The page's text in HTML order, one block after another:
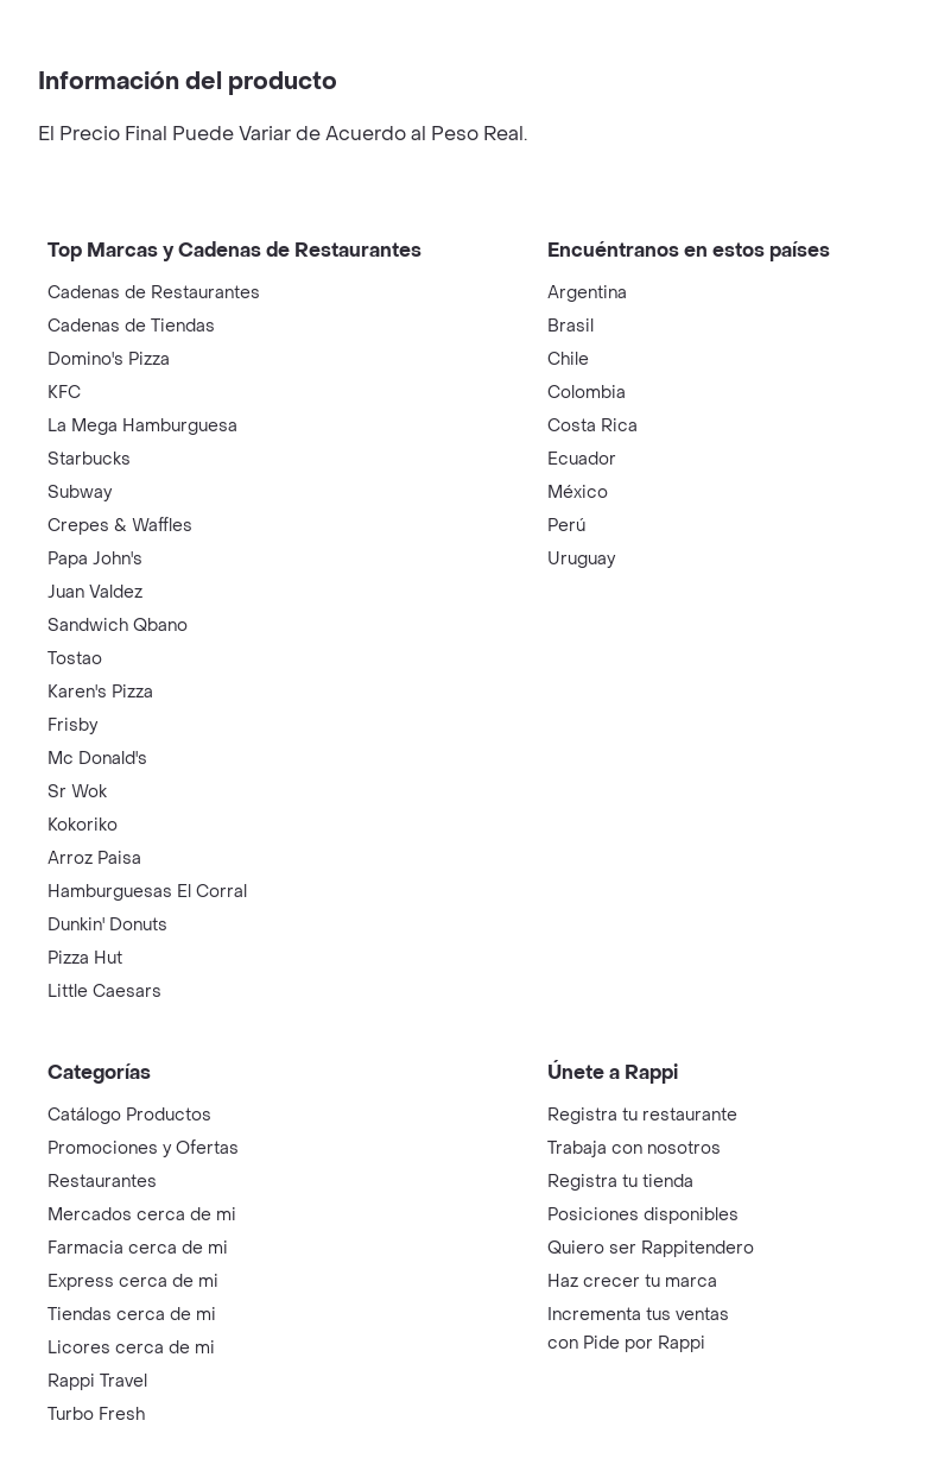
Información del producto
El Precio Final Puede Variar de Acuerdo al Peso Real.
Top Marcas y Cadenas de Restaurantes
Cadenas de Restaurantes
Cadenas de Tiendas
Domino's Pizza
KFC
La Mega Hamburguesa
Starbucks
Subway
Crepes & Waffles
Papa John's
Juan Valdez
Sandwich Qbano
Tostao
Karen's Pizza
Frisby
Mc Donald's
Sr Wok
Kokoriko
Arroz Paisa
Hamburguesas El Corral
Dunkin' Donuts
Pizza Hut
Little Caesars
Encuéntranos en estos países
Argentina
Brasil
Chile
Colombia
Costa Rica
Ecuador
México
Perú
Uruguay
Categorías
Catálogo Productos
Promociones y Ofertas
Restaurantes
Mercados cerca de mi
Farmacia cerca de mi
Express cerca de mi
Tiendas cerca de mi
Licores cerca de mi
Rappi Travel
Turbo Fresh
Únete a Rappi
Registra tu restaurante
Trabaja con nosotros
Registra tu tienda
Posiciones disponibles
Quiero ser Rappitendero
Haz crecer tu marca
Incrementa tus ventas
con Pide por Rappi